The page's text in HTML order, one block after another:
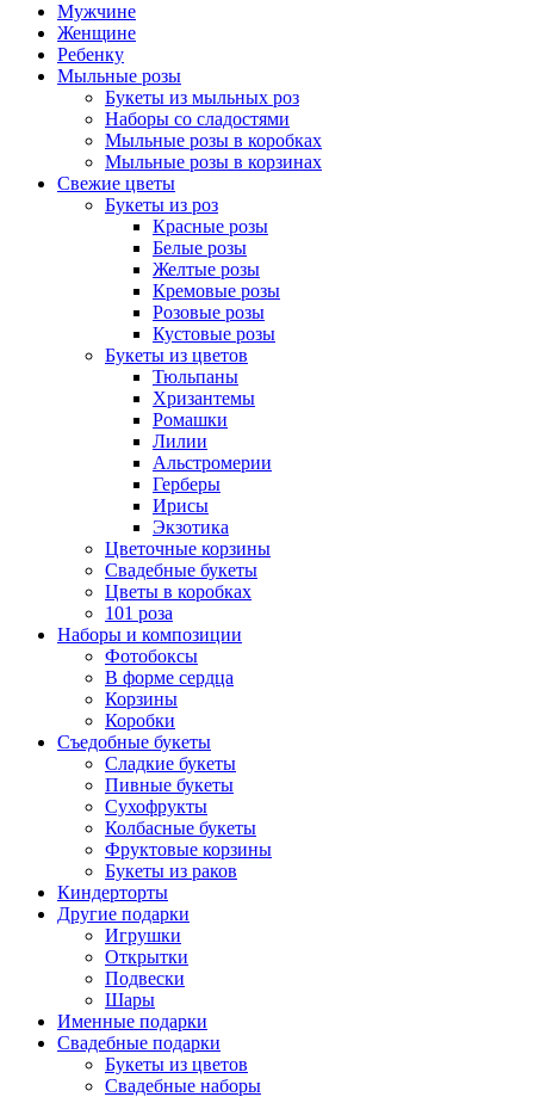
Мужчине
Женщине
Ребенку
Мыльные розы
Букеты из мыльных роз
Наборы со сладостями
Мыльные розы в коробках
Мыльные розы в корзинах
Свежие цветы
Букеты из роз
Красные розы
Белые розы
Желтые розы
Кремовые розы
Розовые розы
Кустовые розы
Букеты из цветов
Тюльпаны
Хризантемы
Ромашки
Лилии
Альстромерии
Герберы
Ириcы
Экзотика
Цветочные корзины
Свадебные букеты
Цветы в коробках
101 роза
Наборы и композиции
Фотобоксы
В форме сердца
Корзины
Коробки
Съедобные букеты
Сладкие букеты
Пивные букеты
Сухофрукты
Колбасные букеты
Фруктовые корзины
Букеты из раков
Киндерторты
Другие подарки
Игрушки
Открытки
Подвески
Шары
Именные подарки
Свадебные подарки
Букеты из цветов
Свадебные наборы